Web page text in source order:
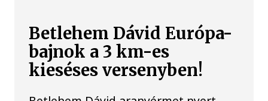
Betlehem Dávid Európa-
bajnok a 3 km-es
kieséses versenyben!